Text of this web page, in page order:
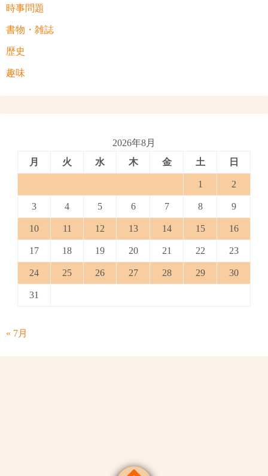
時事問題
書物・雑誌
歴史
趣味
2026年8月
月
火 水 木 金 土 日
1 2
3 4 5 6 7 8 9
10 11 12 13 14 15 16
17 18 19 20 21 22 23
24 25 26 27 28 29 30
31
« 7月